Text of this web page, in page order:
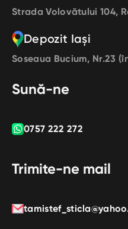
Strada Volovătului 104,
Depozit Iași
Soseaua Bucium, Nr.23
Sună-ne
0757 222 272
Trimite-ne mail